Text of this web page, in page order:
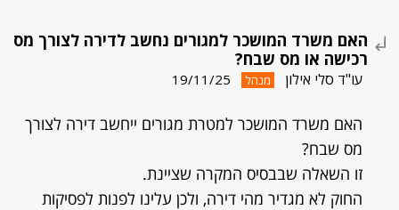
האם משרד המושכר למגורים נחשב לדירה לצורך מס
רכישה או מס שבח?
עו"ד סלי אילון מנהל 19/11/25
האם משרד המושכר למטרת מגורים ייחשב דירה לצורך
מס שבח?
זו השאלה שבבסיס המקרה שציינת.
החוק לא מגדיר מהי דירה, ולכן עלינו לפנות לפסיקות